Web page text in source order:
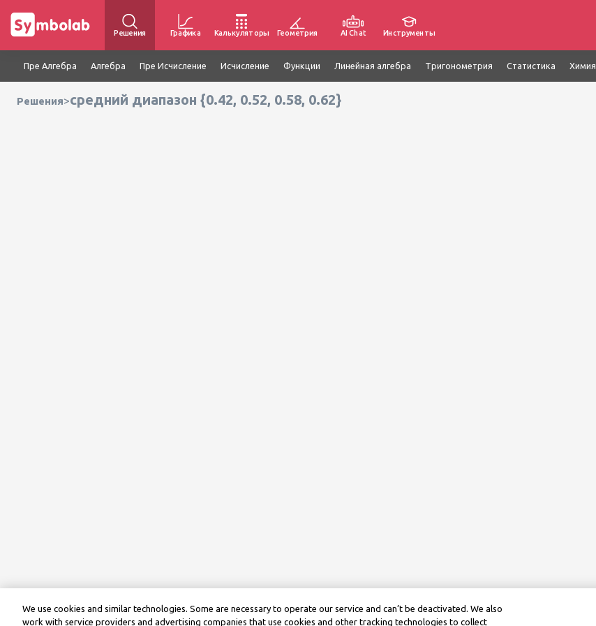
Решения Графика Калькуляторы Геометрия AI Chat Инструменты
Пре Алгебра Алгебра Пре Исчисление Исчисление Функции Линейная алгебра Тригонометрия Статистика Химия
Решения>средний диапазон {0.42, 0.52, 0.58, 0.62}
We use cookies and similar technologies. Some are necessary to operate our service and can’t be deactivated. We also
work with service providers and advertising companies that use cookies and other tracking technologies to collect